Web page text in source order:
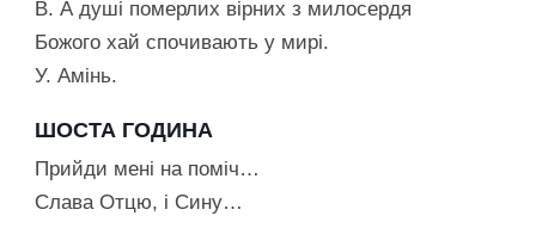
В. А душі померлих вірних з милосердя
Божого хай спочивають у мирі.
У. Амінь.
ШОСТА ГОДИНА
Прийди мені на поміч…
Слава Отцю, і Сину…